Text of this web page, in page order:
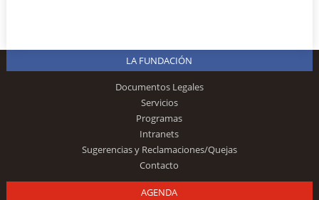
LA FUNDACIÓN
Documentos Legales
Servicios
Programas
Intranets
Sugerencias y Reclamaciones/Quejas
Contacto
AGENDA